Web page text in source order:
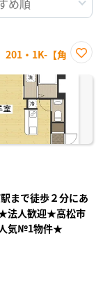
201・1K-【角
に入
まで徒歩２分にあ
法人歓迎★高松市
人気№1物件★